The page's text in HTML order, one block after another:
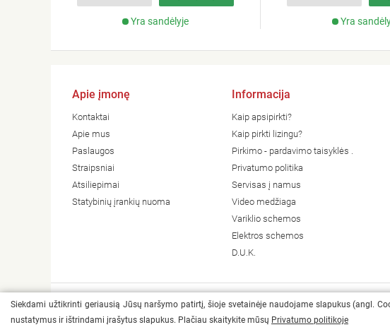
Yra sandėlyje Yra
Apie įmonę
Kontaktai
Apie mus
Paslaugos
Straipsniai
Atsiliepimai
Statybinių įrankių nuoma
Informacija
Kaip apsipirkti?
Kaip pirkti lizingu?
Pirkimo - pardavimo taisyklės .
Privatumo politika
Servisas į namus
Video medžiaga
Variklio schemos
Elektros schemos
D.U.K.
© 2026 Visos teisės saugomos Heradas
Siekdami užtikrinti geriausią Jūsų naršymo patirtį, šioje svetainėje naudojame slapukus (angl.
nustatymus ir ištrindami įrašytus slapukus. Plačiau skaitykite mūsų Privatumo politikoje